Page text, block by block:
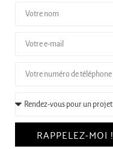
RAPPELEZ-MOI !